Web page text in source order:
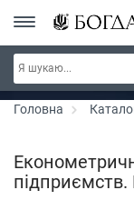
РОЗПРОДАЖ ~ 150 грн
300 грн ~
Головна